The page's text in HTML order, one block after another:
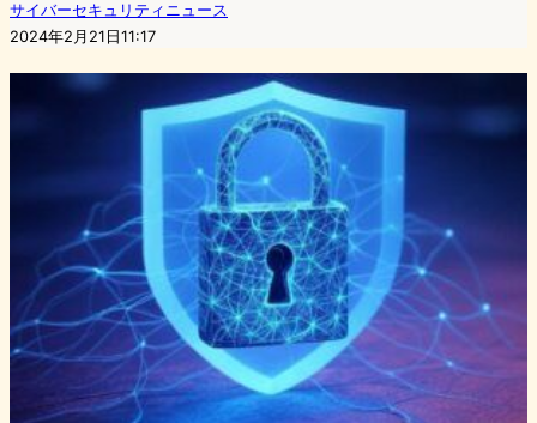
サイバーセキュリティニュース
2024年2月21日11:17